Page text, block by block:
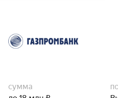
сумма